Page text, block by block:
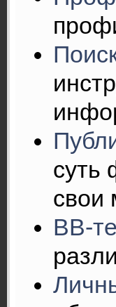
суть
свои
BB-